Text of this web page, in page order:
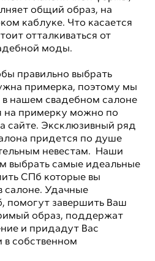
общий образ, на
каблуке. Что касается
отталкиваться от
моды.
правильно выбрать
примерка, поэтому мы
нашем свадебном салоне
на примерку можно по
сайте. Эксклюзивный ряд
придется по душе
невестам. Наши
выбрать самые идеальные
СПб которые вы
салоне. Удачные
помогут завершить Ваш
образ, поддержат
и придадут Вас
в собственном